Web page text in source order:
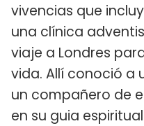
vivencias que
una clínica
viaje a Londres
vida. Allí conoció a
un compañero de
en su guia